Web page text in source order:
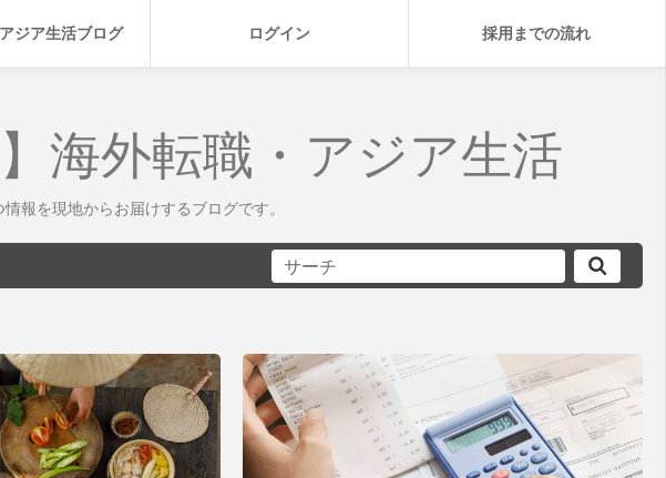
ジア生活ブログ ログイン 採用までの流れ
海外転職・アジア生活
報を現地からお届けするブログです。